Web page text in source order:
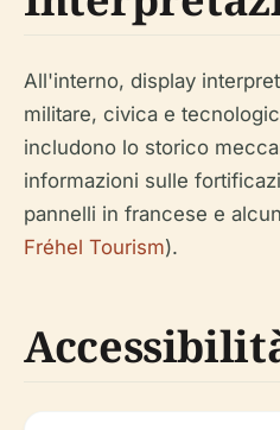
All'interno, display
militare, civica e
includono lo storico
informazioni sulle
pannelli in francese e
Fréhel Tourism).